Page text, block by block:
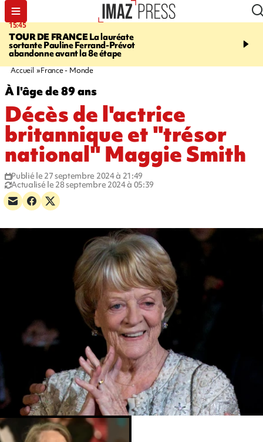
15:45
TOUR DE FRANCELa lauréate
sortante Pauline Ferrand-Prévot
abandonne avant la 8e étape
20:17
routière, concours de
Accueil France - Monde
À l'âge de 89 ans
Décès de l'actrice
britannique et "trésor
national" Maggie Smith
Publié le 27 septembre 2024 à 21:49
Actualisé le 28 septembre 2024 à 05:39